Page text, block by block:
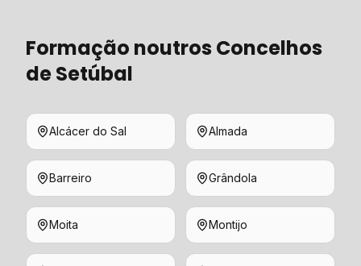
Formação noutros Concelhos
deSetúbal
Alcácer do Sal Almada
Barreiro Grândola
Moita Montijo